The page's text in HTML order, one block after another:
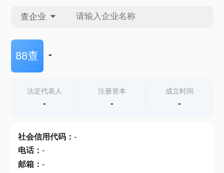
查企业
查企业
查产地
88查 -
法定代表人
-
注册资本
-
成立时间
-
社会信用代码： -
电话： -
邮箱： -